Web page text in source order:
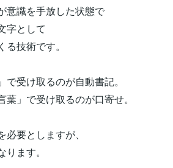
意識を手放した状態で
字として
技術です。
受け取るのが自動書記。
」で受け取るのが口寄せ。
要としますが、
ます。